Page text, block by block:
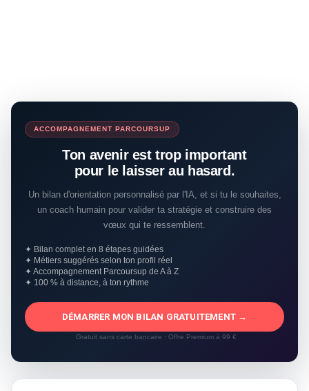
ACCOMPAGNEMENT PARCOURSUP
Ton avenir est trop important
pour le laisser au hasard.
Un bilan d'orientation personnalisé par l'IA, et si tu le souhaites,
un coach humain pour valider ta stratégie et construire des
vœux qui te ressemblent.
✦ Bilan complet en 8 étapes guidées
✦ Métiers suggérés selon ton profil réel
✦ Accompagnement Parcoursup de A à Z
✦ 100 % à distance, à ton rythme
DÉMARRER MON BILAN GRATUITEMENT →
Gratuit sans carte bancaire · Offre Premium à 99 €